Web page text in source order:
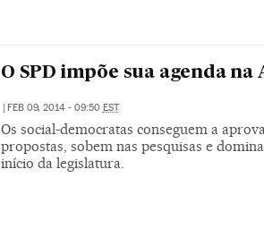
O SPD impõe sua agenda na
FEB 09, 2014 - 09:50 EST
Os social-democratas conseguem a
propostas, sobem nas pesquisas e
início da legislatura.